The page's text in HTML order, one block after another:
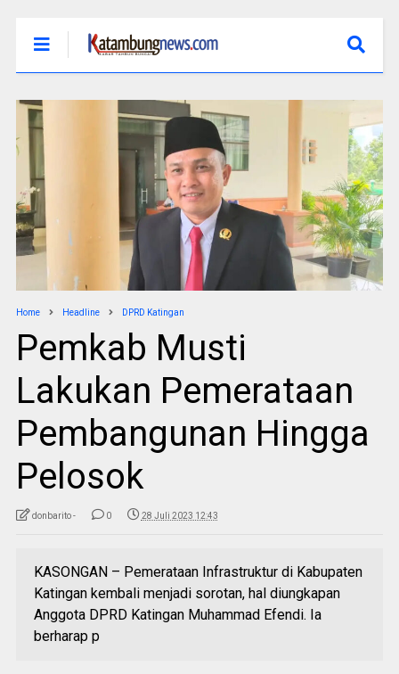
Home Headline DPRD Katingan
Pemkab Musti
Lakukan Pemerataan
Pembangunan Hingga
Pelosok
donbarito - 0 28 Juli 2023 12:43
KASONGAN – Pemerataan Infrastruktur di Kabupaten
Katingan kembali menjadi sorotan, hal diungkapan
Anggota DPRD Katingan Muhammad Efendi. Ia
berharap p